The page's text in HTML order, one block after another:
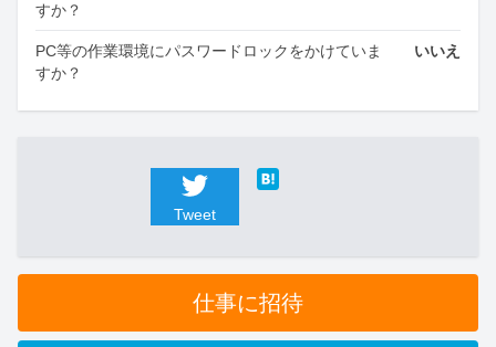
すか？
PC等の作業環境にパスワードロックをかけていま
すか？
いいえ
Tweet
仕事に招待